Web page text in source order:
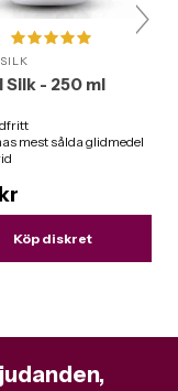
Silk - 250 ml
mest sålda glidmedel
Köp diskret